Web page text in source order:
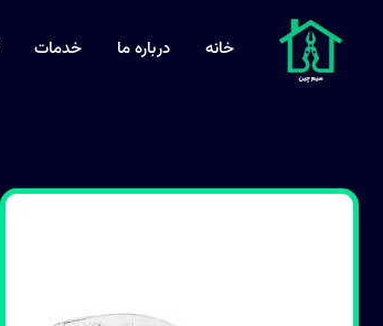
خانه درباره ما خدمات